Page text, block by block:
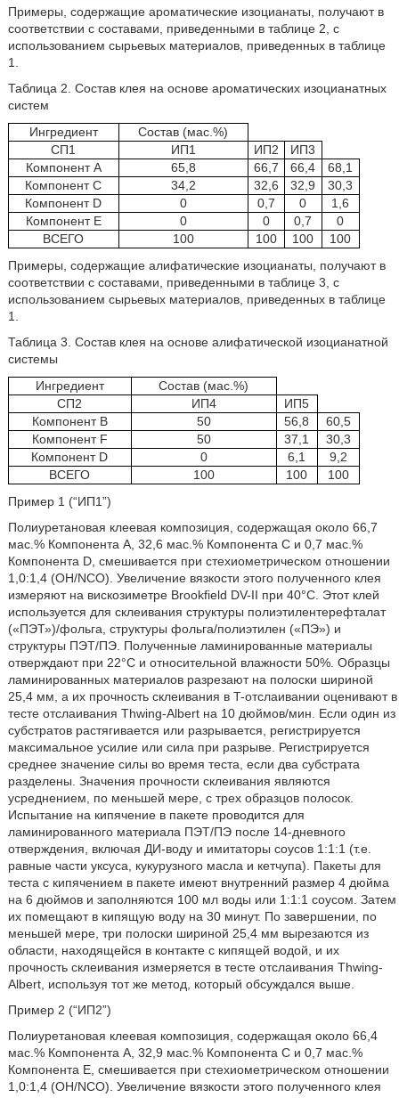
Примеры, содержащие ароматические изоцианаты, получают в
соответствии с составами, приведенными в таблице 2, с
использованием сырьевых материалов, приведенных в таблице
1.
Таблица 2. Состав клея на основе ароматических изоцианатных
систем
Ингредиент
Состав (мас.%)
СП1
ИП1 ИП2
ИП3
Компонент А
65,8 66,7 66,4
68,1
Компонент С
34,2 32,6 32,9
30,3
Компонент D
0 0,7 0
1,6
Компонент Е
0 0 0,7
0
ВСЕГО
100 100 100
100
Примеры, содержащие алифатические изоцианаты, получают в
соответствии с составами, приведенными в таблице 3, с
использованием сырьевых материалов, приведенных в таблице
1.
Таблица 3. Состав клея на основе алифатической изоцианатной
системы
Ингредиент
Состав (мас.%)
СП2
ИП4
ИП5
Компонент В
50 56,8
60,5
Компонент F
50 37,1
30,3
Компонент D
0 6,1
9,2
ВСЕГО
100 100
100
Пример 1 (“ИП1”)
Полиуретановая клеевая композиция, содержащая около 66,7
мас.% Компонента А, 32,6 мас.% Компонента С и 0,7 мас.%
Компонента D, смешивается при стехиометрическом отношении
1,0:1,4 (OH/NCO). Увеличение вязкости этого полученного клея
измеряют на вискозиметре Brookfield DV-II при 40°C. Этот клей
используется для склеивания структуры полиэтилентерефталат
(«ПЭТ»)/фольга, структуры фольга/полиэтилен («ПЭ») и
структуры ПЭТ/ПЭ. Полученные ламинированные материалы
отверждают при 22°C и относительной влажности 50%. Образцы
ламинированных материалов разрезают на полоски шириной
25,4 мм, а их прочность склеивания в T-отслаивании оценивают в
тесте отслаивания Thwing-Albert на 10 дюймов/мин. Если один из
субстратов растягивается или разрывается, регистрируется
максимальное усилие или сила при разрыве. Регистрируется
среднее значение силы во время теста, если два субстрата
разделены. Значения прочности склеивания являются
усреднением, по меньшей мере, с трех образцов полосок.
Испытание на кипячение в пакете проводится для
ламинированного материала ПЭТ/ПЭ после 14-дневного
отверждения, включая ДИ-воду и имитаторы соусов 1:1:1 (т.е.
равные части уксуса, кукурузного масла и кетчупа). Пакеты для
теста с кипячением в пакете имеют внутренний размер 4 дюйма
на 6 дюймов и заполняются 100 мл воды или 1:1:1 соусом. Затем
их помещают в кипящую воду на 30 минут. По завершении, по
меньшей мере, три полоски шириной 25,4 мм вырезаются из
области, находящейся в контакте с кипящей водой, и их
прочность склеивания измеряется в тесте отслаивания Thwing-
Albert, используя тот же метод, который обсуждался выше.
Пример 2 (“ИП2”)
Полиуретановая клеевая композиция, содержащая около 66,4
мас.% Компонента А, 32,9 мас.% Компонента С и 0,7 мас.%
Компонента Е, смешивается при стехиометрическом отношении
1,0:1,4 (OH/NCO). Увеличение вязкости этого полученного клея